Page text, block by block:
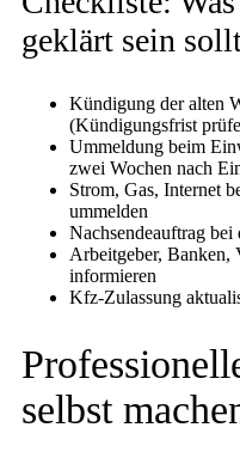
geklärt sein
Kündigung der alten
(Kündigungsfrist
Ummeldung beim
zwei Wochen nach
Strom, Gas, Internet
ummelden
Nachsendeauftrag bei
Arbeitgeber, Banken,
informieren
Kfz-Zulassung
selbst